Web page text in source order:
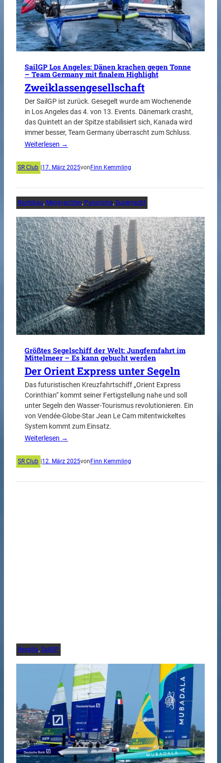
SailGP Los Angeles: Dänen krachen gegen Tonne
– Team Germany mit finalem Highlight
Zweiklassengesellschaft
Der SailGP ist zurück. Gesegelt wurde am Wochenende
in Los Angeles das 4. von 13. Events. Dänemark crasht,
das Quintett an der Spitze stabilisiert sich, Kanada wird
immer besser, Team Germany überrascht zum Schluss.
Weiterlesen →
SR Club 17. März 2025von Finn Kemmling
Bootsbau, Megayachten, Panorama, Superyacht
Größtes Segelschiff der Welt: Jungfernfahrt im
Mittelmeer – Es kann gebucht werden
Der Orient Express unter Segeln
Das futuristischen Kreuzfahrtschiff „Orient Express
Corinthian“ kommt seiner Fertigstellung nahe und soll
unter Segeln den Wasser-Tourismus revolutionieren. Ein
von Vendée-Globe-Star Jean Le Cam mitentwickeltes
System kommt zum Einsatz.
Weiterlesen →
SR Club 12. März 2025von Finn Kemmling
Regatta, SailGP